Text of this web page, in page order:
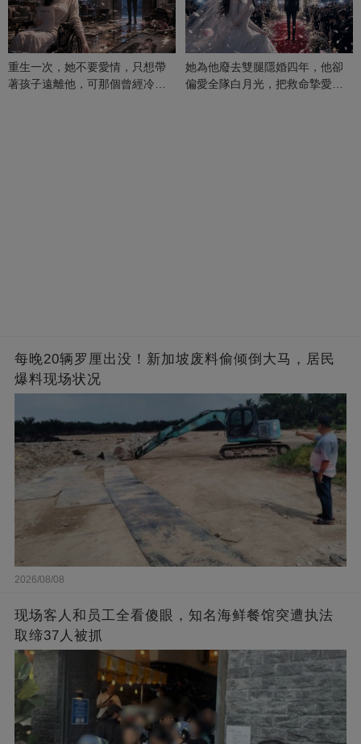
重生一次，她不要愛情，只想帶
著孩子遠離他，可那個曾經冷漠
她為他廢去雙腿隱婚四年，他卻
偏愛全隊白月光，把救命摯愛當
每晚20辆罗厘出没！新加坡废料偷倾倒大马，居民
爆料现场状况
2026/08/08
现场客人和员工全看傻眼，知名海鲜餐馆突遭执法
取缔37人被抓